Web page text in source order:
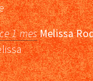
1 mesMelissa